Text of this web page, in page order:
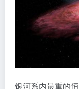
银河系内最重的